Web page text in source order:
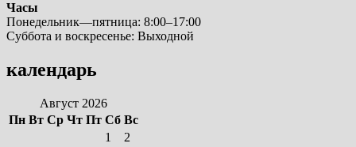
Часы
Понедельник—пятница: 8:00–17:00
Суббота и воскресенье: Выходной
календарь
Август 2026
Пн Вт Ср Чт Пт Сб Вс
1
2